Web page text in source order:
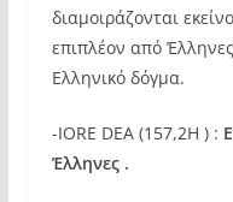
διαμοιράζονται
επιπλέον από
Ελληνικό δόγμα.
-IORE DEA (157,2H ) :
Έλληνες .